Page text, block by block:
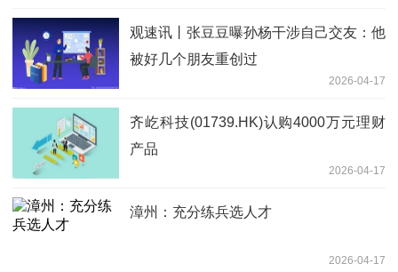
观速讯丨张豆豆曝孙杨干涉自己交友：他
被好几个朋友重创过
2026-04-17
齐屹科技(01739.HK)认购4000万元理财
产品
2026-04-17
漳州：充分练兵选人才
2026-04-17